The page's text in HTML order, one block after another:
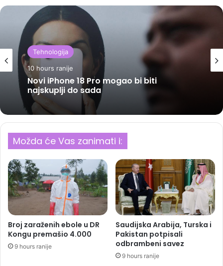
Tehnologija
10 hours ranije
Novi iPhone 18 Pro mogao bi biti
najskuplji do sada
Možda će Vas zanimati i:
Broj zaraženih ebole u DR
Kongu premašio 4.000
9 hours ranije
Saudijska Arabija, Turska i
Pakistan potpisali
odbrambeni savez
9 hours ranije